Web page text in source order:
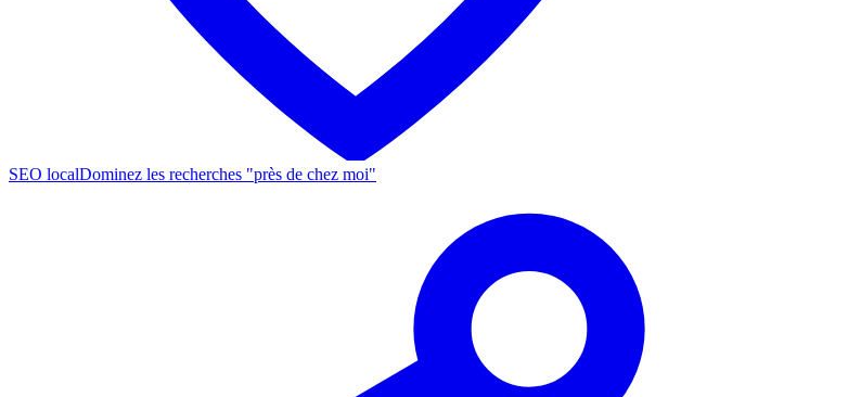
SEO localDominez les recherches "près de chez moi"